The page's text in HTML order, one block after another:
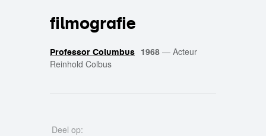
filmografie
Professor Columbus 1968 — Acteur
Reinhold Colbus
Deel op: